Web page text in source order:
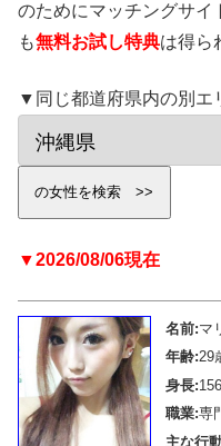
のためにマッチングサイ
も無料お試し特典は得ら
▼同じ都道府県内の別エ
▼2026/08/06現在
名前:マ
年齢:29
身長:
職業:専
主な行